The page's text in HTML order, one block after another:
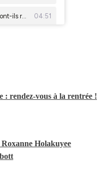
: rendez-vous à la rentrée !
Holakuyee